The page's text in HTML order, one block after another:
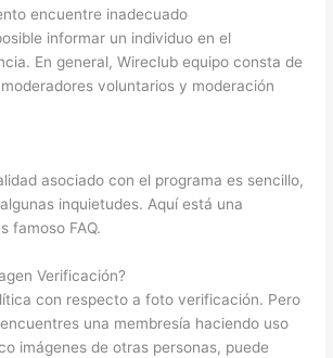
encuentre inadecuado
informar un individuo en el
En general, Wireclub equipo consta de
voluntarios y moderación
asociado con el programa es sencillo,
inquietudes. Aquí está una
famoso FAQ.
Verificación?
con respecto a foto verificación. Pero
una membresía haciendo uso
imágenes de otras personas, puede